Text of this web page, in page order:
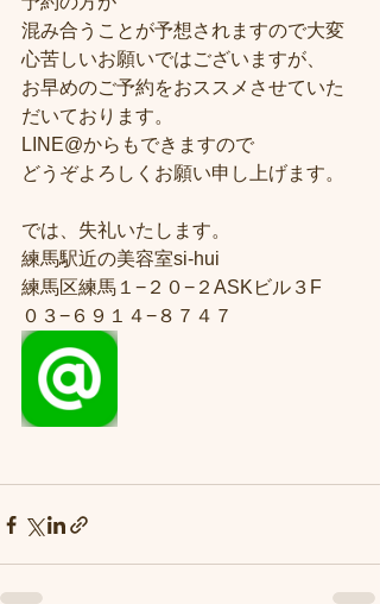
混み合うことが予想されますので大変
心苦しいお願いではございますが、
お早めのご予約をおススメさせていた
だいております。
LINE@からもできますので
どうぞよろしくお願い申し上げます。
では、失礼いたします。
練馬駅近の美容室si-hui
練馬区練馬１−２０−２ASKビル３F
０３−６９１４−８７４７